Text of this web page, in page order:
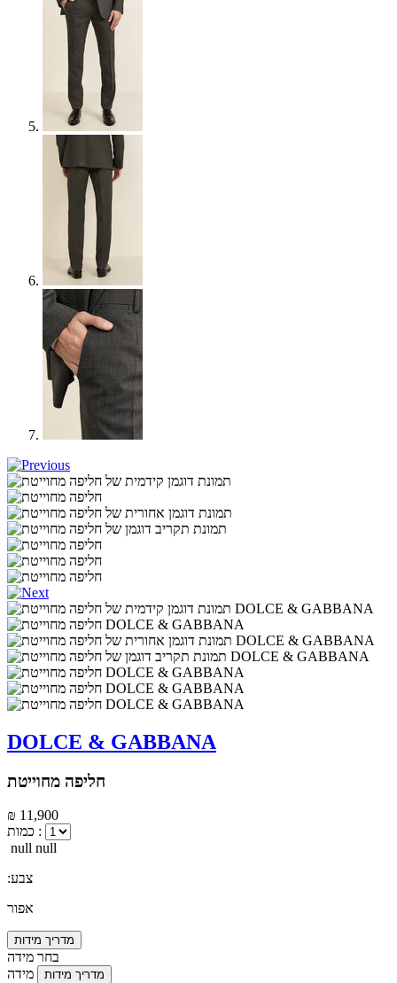
DOLCE & GABBANA
חליפה מחוייטת
₪ 11,900
כמות :
null null
:צבע
אפור
מדריך מידות
בחר מידה
מידה
מדריך מידות